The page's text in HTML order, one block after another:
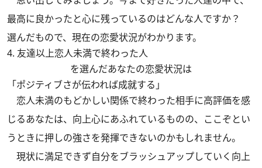
最高に良かったと心に残っているのはどんな人ですか？
選んだもので、現在の恋愛状況がわかります。
4. 友達以上恋人未満で終わった人
を選んだあなたの恋愛状況は
「ポジティブさが伝われば成就する」
恋人未満のもどかしい関係で終わった相手に高評価を感
じるあなたは、向上心にあふれているものの、ここぞとい
うときに押しの強さを発揮できないのかもしれません。
現状に満足できず自分をブラッシュアップしていく向上